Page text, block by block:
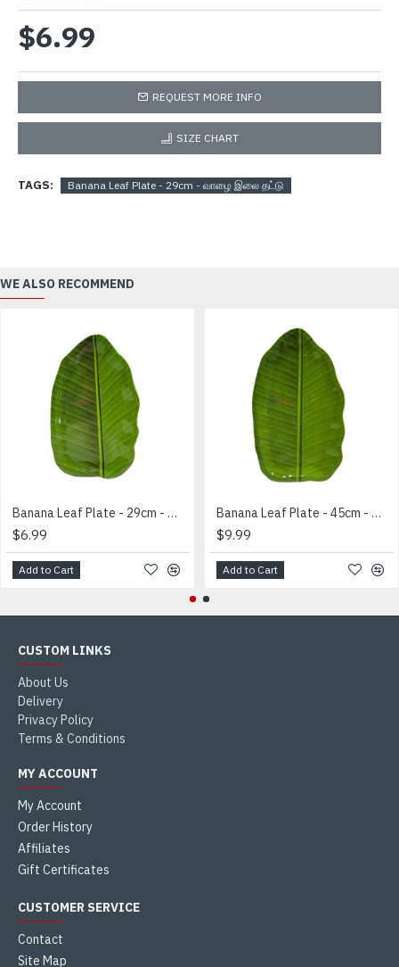
$6.99
REQUEST MORE INFO
SIZE CHART
TAGS: Banana Leaf Plate - 29cm - வாழை இலை தட்டு
WE ALSO RECOMMEND
Banana Leaf Plate - 29cm - வாழை இலை தட்டு
$6.99
Add to Cart
Banana Leaf Plate - 45cm - வாழை இலை தட்டு
$9.99
Add to Cart
CUSTOM LINKS
About Us
Delivery
Privacy Policy
Terms & Conditions
MY ACCOUNT
My Account
Order History
Affiliates
Gift Certificates
CUSTOMER SERVICE
Contact
Site Map